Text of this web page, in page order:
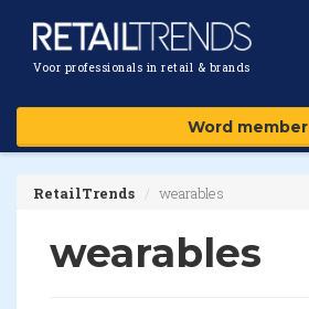
Voor professionals in retail & brands
Word member
RetailTrends wearables
wearables